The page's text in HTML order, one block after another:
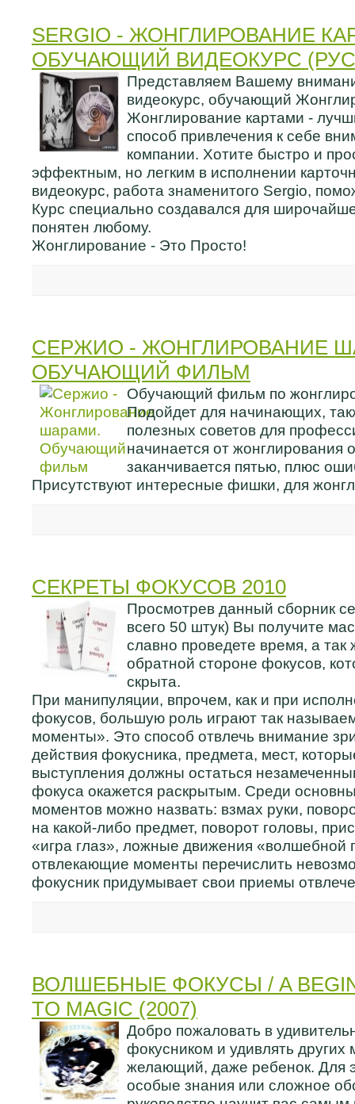
SERGIO - ЖОНГЛИРОВАНИЕ
ОБУЧАЮЩИЙ ВИДЕОКУРС
Представляем Вашему
видеокурс, обучающий
Жонглирование картами -
способ привлечения к себе
компании. Хотите быстро и
эффектным, но легким в исполнении
видеокурс, работа знаменитого Sergio,
Курс специально создавался для
понятен любому.
Жонглирование - Это Просто!
СЕРЖИО - ЖОНГЛИРОВАНИЕ
ОБУЧАЮЩИЙ ФИЛЬМ
Обучающий фильм по
Подойдет для начинающих,
полезных советов для
начинается от жонглирования
заканчивается пятью, плюс
Присутствуют интересные фишки, для
СЕКРЕТЫ ФОКУСОВ 2010
Просмотрев данный сборник
всего 50 штук) Вы получите
славно проведете время, а так
обратной стороне фокусов,
скрыта.
При манипуляции, впрочем, как и при
фокусов, большую роль играют так
моменты». Это способ отвлечь внимание
действия фокусника, предмета, мест,
выступления должны остаться
фокуса окажется раскрытым. Среди
моментов можно назвать: взмах руки,
на какой-либо предмет, поворот головы,
«игра глаз», ложные движения «волшебной
отвлекающие моменты перечислить
фокусник придумывает свои приемы
ВОЛШЕБНЫЕ ФОКУСЫ / A
TO MAGIC (2007)
Добро пожаловать в
фокусником и удивлять
желающий, даже ребенок. Для
особые знания или сложное